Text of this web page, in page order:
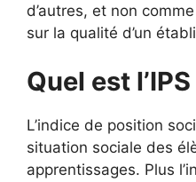
d’autres, et non
sur la qualité d’un
Quel est
L’indice de position
situation sociale des
apprentissages. Plus